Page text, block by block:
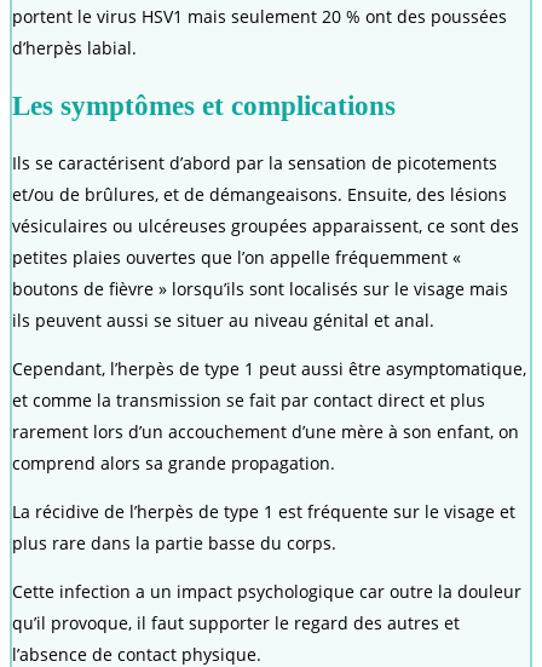
portent le virus HSV1 mais seulement 20 % ont des poussées
d’herpès labial.
Les symptômes et complications
Ils se caractérisent d’abord par la sensation de picotements
et/ou de brûlures, et de démangeaisons. Ensuite, des lésions
vésiculaires ou ulcéreuses groupées apparaissent, ce sont des
petites plaies ouvertes que l’on appelle fréquemment «
boutons de fièvre » lorsqu’ils sont localisés sur le visage mais
ils peuvent aussi se situer au niveau génital et anal.
Cependant, l’herpès de type 1 peut aussi être asymptomatique,
et comme la transmission se fait par contact direct et plus
rarement lors d’un accouchement d’une mère à son enfant, on
comprend alors sa grande propagation.
La récidive de l’herpès de type 1 est fréquente sur le visage et
plus rare dans la partie basse du corps.
Cette infection a un impact psychologique car outre la douleur
qu’il provoque, il faut supporter le regard des autres et
l’absence de contact physique.